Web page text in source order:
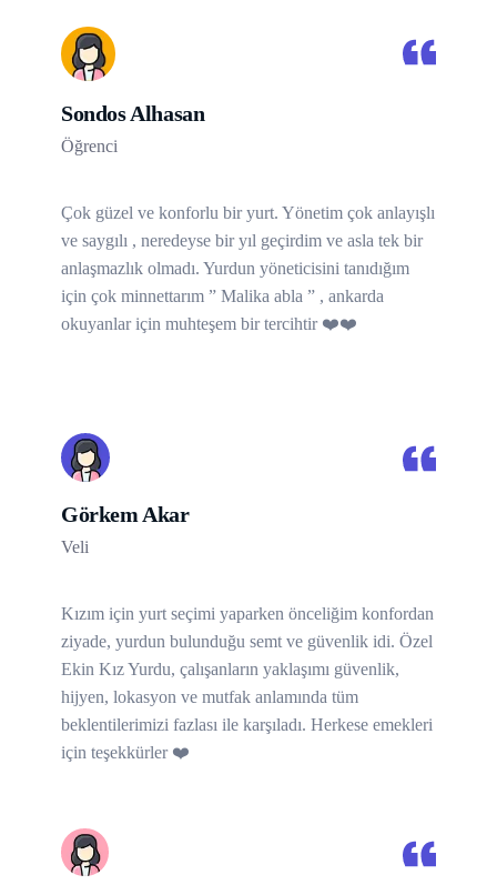
Sondos Alhasan
Öğrenci
Çok güzel ve konforlu bir yurt. Yönetim çok anlayışlı
ve saygılı , neredeyse bir yıl geçirdim ve asla tek bir
anlaşmazlık olmadı. Yurdun yöneticisini tanıdığım
için çok minnettarım ” Malika abla ” , ankarda
okuyanlar için muhteşem bir tercihtir ❤️❤️
Görkem Akar
Veli
Kızım için yurt seçimi yaparken önceliğim konfordan
ziyade, yurdun bulunduğu semt ve güvenlik idi. Özel
Ekin Kız Yurdu, çalışanların yaklaşımı güvenlik,
hijyen, lokasyon ve mutfak anlamında tüm
beklentilerimizi fazlası ile karşıladı. Herkese emekleri
için teşekkürler ❤️